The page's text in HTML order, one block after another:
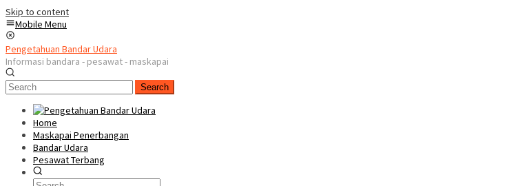
Skip to content
Mobile Menu
Pengetahuan Bandar Udara
Informasi bandara - pesawat - maskapai
Search
Home
Maskapai Penerbangan
Bandar Udara
Pesawat Terbang